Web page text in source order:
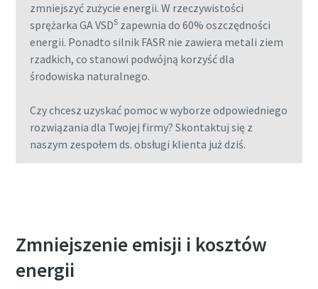
Wszystko, co musisz wiedzieć o procesie
transportu pneumatycznego
Dowiedz się, w jaki sposób możesz stworzyć bardziej
wydajny proces transportu pneumatycznego.
Więcej
zmniejszyć zużycie energii. W rzeczywistości
sprężarka GA VSDSzapewnia do 60% oszczędności
energii. Ponadto silnik FASR nie zawiera metali ziem
rzadkich, co stanowi podwójną korzyść dla
środowiska naturalnego.
Czy chcesz uzyskać pomoc w wyborze odpowiedniego
rozwiązania dla Twojej firmy? Skontaktuj się z
naszym zespołem ds. obsługi klienta już dziś.
Zmniejszenie emisji i kosztów
energii